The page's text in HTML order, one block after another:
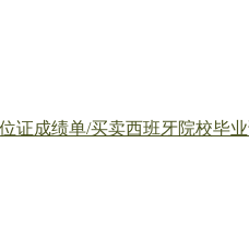
证成绩单/买卖西班牙院校毕